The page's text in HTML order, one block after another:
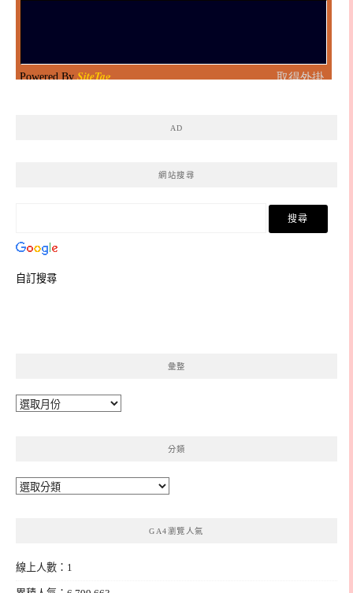
AD
網站搜尋
自訂搜尋
彙整
彙
分類
分
GA4瀏覽人氣
線上人數：1